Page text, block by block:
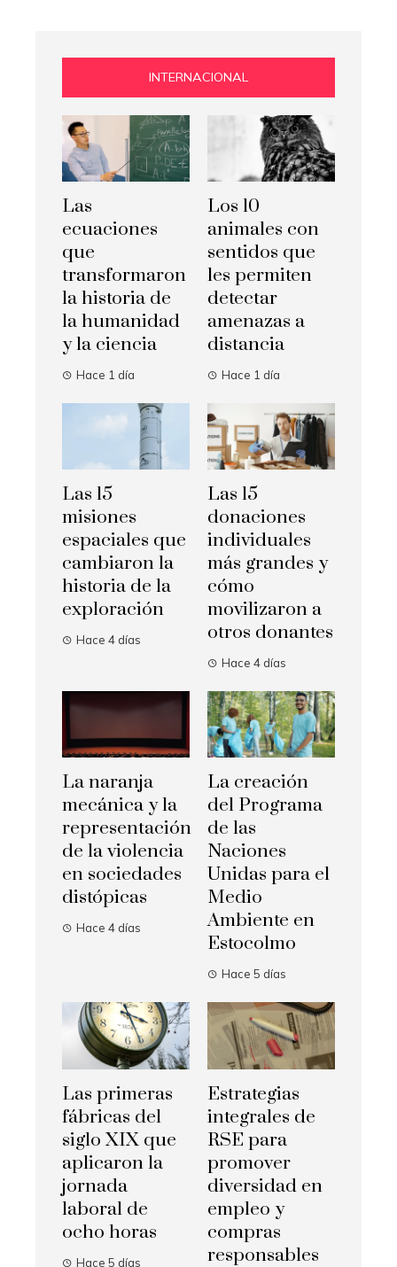
INTERNACIONAL
Las
ecuaciones
que
transformaron
la historia de
la humanidad
y la ciencia
Hace 1 día
Los 10
animales con
sentidos que
les permiten
detectar
amenazas a
distancia
Hace 1 día
Las 15
misiones
espaciales que
cambiaron la
historia de la
exploración
Hace 4 días
Las 15
donaciones
individuales
más grandes y
cómo
movilizaron a
otros donantes
Hace 4 días
La naranja
mecánica y la
representación
de la violencia
en sociedades
distópicas
Hace 4 días
La creación
del Programa
de las
Naciones
Unidas para el
Medio
Ambiente en
Estocolmo
Hace 5 días
Las primeras
fábricas del
siglo XIX que
aplicaron la
jornada
laboral de
ocho horas
Hace 5 días
Estrategias
integrales de
RSE para
promover
diversidad en
empleo y
compras
responsables